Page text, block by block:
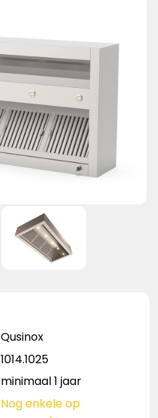
Qusinox
1014.1025
minimaal 1 jaar
Nog enkele op